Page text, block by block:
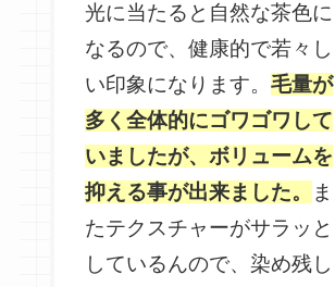
光に当たると自然な茶色に
なるので、健康的で若々し
い印象になります。毛量が
多く全体的にゴワゴワして
いましたが、ボリュームを
抑える事が出来ました。
ま
たテクスチャーがサラッと
しているんので、染め残し